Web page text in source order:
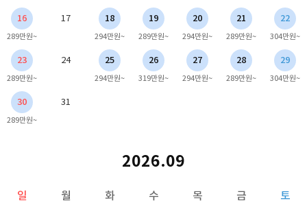
16
289만원~
17 18
294만원~
19
289만원~
20
294만원~
21
289만원~
22
304만원~
23
289만원~
24 25
294만원~
26
319만원~
27
294만원~
28
289만원~
29
304만원~
30
289만원~
31
2026.09
일 월 화 수 목 금 토